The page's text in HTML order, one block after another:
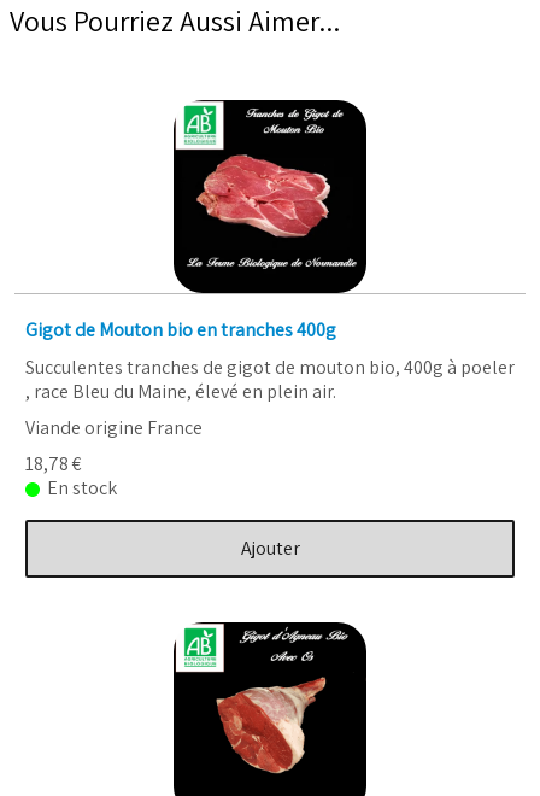
Vous Pourriez Aussi Aimer...
Gigot de Mouton bio en tranches 400g
Succulentes tranches de gigot de mouton bio, 400g à poeler
, race Bleu du Maine, élevé en plein air.
Viande origine France
18,78 €
En stock
Ajouter